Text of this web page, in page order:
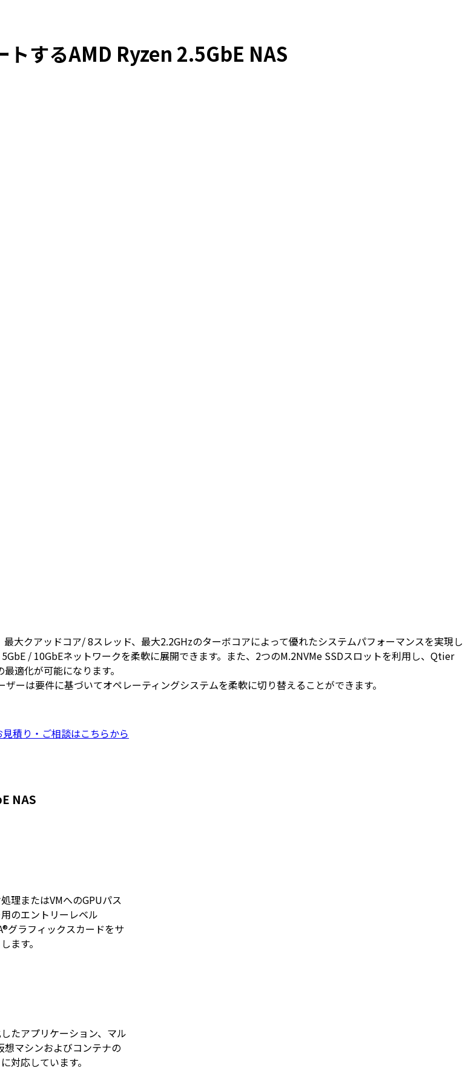
するAMD Ryzen 2.5GbE NAS
大クアッドコア/ 8スレッド、最大2.2GHzのターボコアによって優れたシステムパフォーマンスを実現し
/ 10GbEネットワークを柔軟に展開できます。また、2つのM.2NVMe SSDスロットを利用し、Qtier
適化が可能になります。
ーは要件に基づいてオペレーティングシステムを柔軟に切り替えることができます。
見積り・ご相談はこちらから
NAS
理またはVMへのGPUパス
のエントリーレベル
グラフィックスカードをサ
ます。
たアプリケーション、マル
想マシンおよびコンテナの
対応しています。